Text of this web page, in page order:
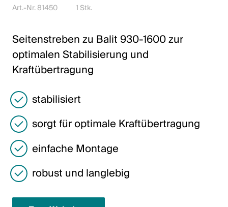
Schweiz
Français
Italiano
English
Österreich
Deutsch
English
Art.-Nr. 81450 1 Stk.
Seitenstreben zu Balit 930-1600 zur
optimalen Stabilisierung und
Kraftübertragung
stabilisiert
sorgt für optimale Kraftübertragung
einfache Montage
robust und langlebig